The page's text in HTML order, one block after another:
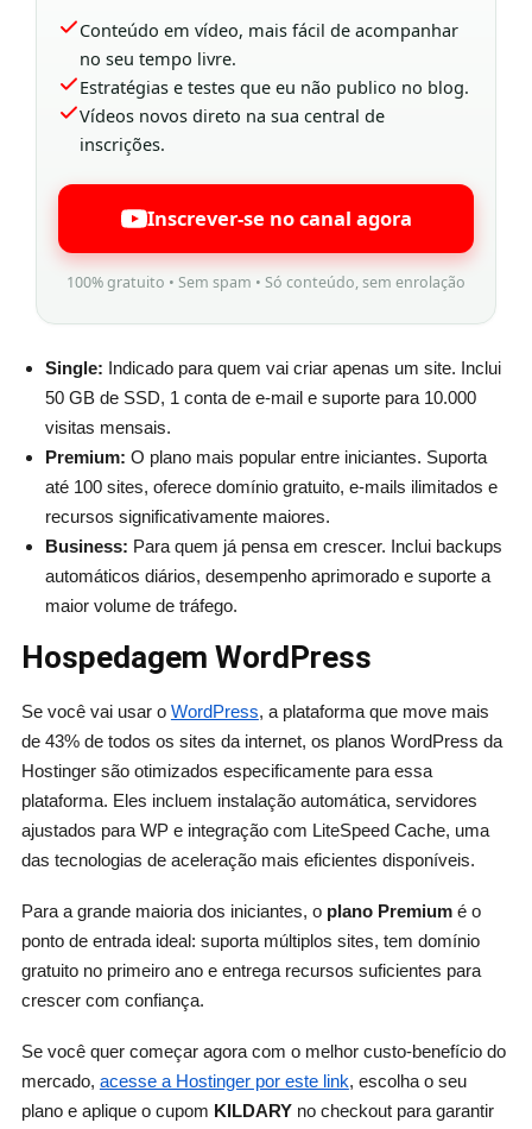
Conteúdo em vídeo, mais fácil de acompanhar
no seu tempo livre.
Estratégias e testes que eu não publico no blog.
Vídeos novos direto na sua central de
inscrições.
Inscrever-se no canal agora
100% gratuito • Sem spam • Só conteúdo, sem enrolação
Single: Indicado para quem vai criar apenas um site. Inclui
50 GB de SSD, 1 conta de e-mail e suporte para 10.000
visitas mensais.
Premium: O plano mais popular entre iniciantes. Suporta
até 100 sites, oferece domínio gratuito, e-mails ilimitados e
recursos significativamente maiores.
Business: Para quem já pensa em crescer. Inclui backups
automáticos diários, desempenho aprimorado e suporte a
maior volume de tráfego.
Hospedagem WordPress
Se você vai usar o WordPress, a plataforma que move mais
de 43% de todos os sites da internet, os planos WordPress da
Hostinger são otimizados especificamente para essa
plataforma. Eles incluem instalação automática, servidores
ajustados para WP e integração com LiteSpeed Cache, uma
das tecnologias de aceleração mais eficientes disponíveis.
Para a grande maioria dos iniciantes, o plano Premiumé o
ponto de entrada ideal: suporta múltiplos sites, tem domínio
gratuito no primeiro ano e entrega recursos suficientes para
crescer com confiança.
Se você quer começar agora com o melhor custo-benefício do
mercado, acesse a Hostinger por este link, escolha o seu
plano e aplique o cupom KILDARYno checkout para garantir